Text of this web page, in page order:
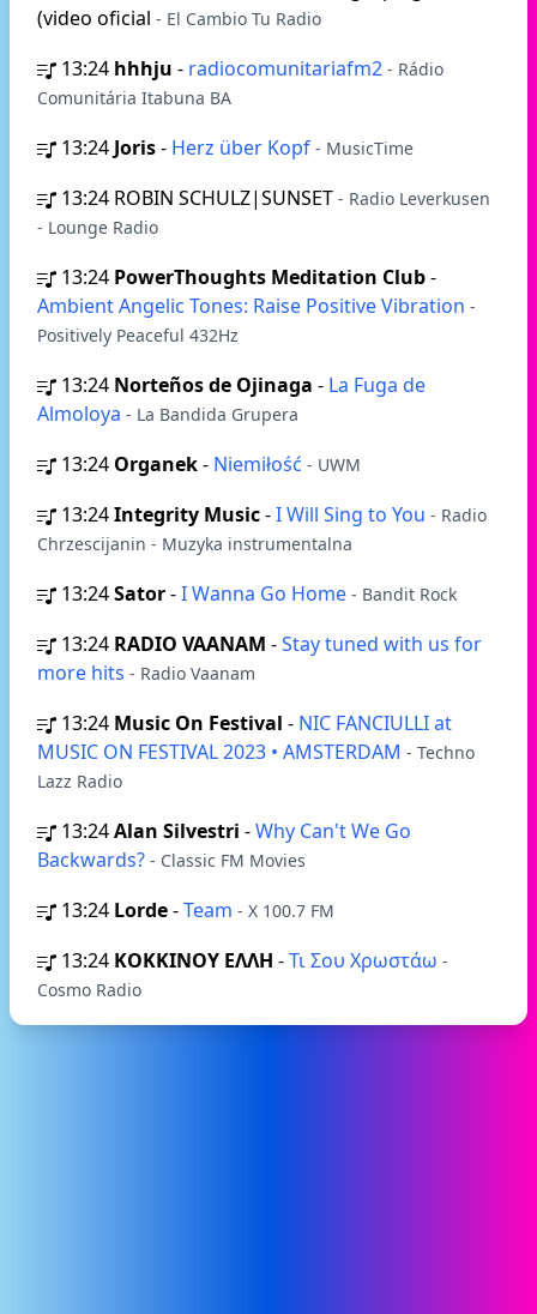
(video oficial - El Cambio Tu Radio
13:24 hhhju - radiocomunitariafm2 - Rádio
Comunitária Itabuna BA
13:24 Joris- Herz über Kopf - MusicTime
13:24 ROBIN SCHULZ|SUNSET - Radio Leverkusen
- Lounge Radio
13:24 PowerThoughts Meditation Club-
Ambient Angelic Tones: Raise Positive Vibration -
Positively Peaceful 432Hz
13:24 Norteños de Ojinaga - La Fuga de
Almoloya - La Bandida Grupera
13:24 Organek- Niemiłość - UWM
13:24Integrity Music-I Will Sing to You - Radio
Chrzescijanin - Muzyka instrumentalna
13:24Sator-I Wanna Go Home - Bandit Rock
13:24 RADIO VAANAM -Stay tuned with us for
more hits - Radio Vaanam
13:24 Music On Festival - NIC FANCIULLI at
MUSIC ON FESTIVAL 2023 • AMSTERDAM - Techno
Lazz Radio
13:24Alan Silvestri -Why Can't We Go
Backwards? - Classic FM Movies
13:24 Lorde-Team - X 100.7 FM
13:24 ΚΟΚΚΙΝΟΥ ΕΛΛΗ -Τι Σου Χρωστάω -
Cosmo Radio